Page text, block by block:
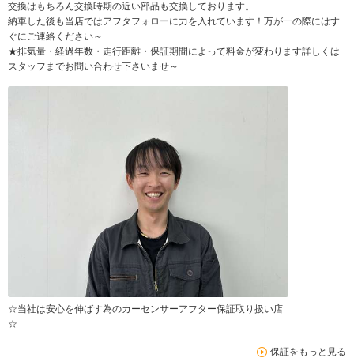
交換はもちろん交換時期の近い部品も交換しております。
納車した後も当店ではアフタフォローに力を入れています！万が一の際にはす
ぐにご連絡ください～
★排気量・経過年数・走行距離・保証期間によって料金が変わります詳しくは
スタッフまでお問い合わせ下さいませ～
☆当社は安心を伸ばす為のカーセンサーアフター保証取り扱い店
☆
保証をもっと見る